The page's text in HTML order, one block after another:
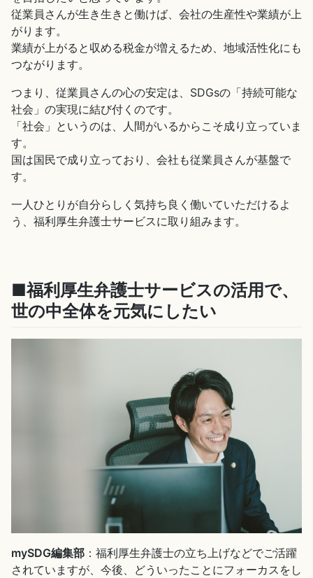
従業員さんが生き生きと働けば、会社の生産性や業績が上
がります。
業績が上がると収める税金が増えるため、地域活性化にも
つながります。
つまり、従業員さんの心の安定は、SDGsの「持続可能な
社会」の実現に結び付くのです。
「社会」というのは、人間がいるからこそ成り立っていま
す。
国は国民で成り立っており、会社も従業員さんが基盤で
す。
一人ひとりが自分らしく気持ち良く働いていただけるよ
う、福利厚生弁護士サービスに取り組みます。
■福利厚生弁護士サービスの活用で、
世の中全体を元気にしたい
mySDG編集部 ：福利厚生弁護士の立ち上げなどでご活躍
されていますが、今後、どういったことにフォーカスをし